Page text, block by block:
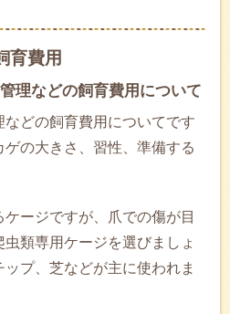
育費用
理などの飼育費用について
どの飼育費用についてです
の大きさ、習性、準備する
ケージですが、爪での傷が目
類専用ケージを選びましょ
プ、芝などが主に使われま